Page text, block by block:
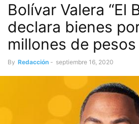
Bolívar Valera “El
declara bienes
millones de pesos
By Redacción - septiembre 16, 2020